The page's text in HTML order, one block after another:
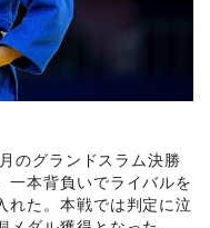
のグランドスラム決勝
一本背負いでライバルを
れた。本戦では判定に泣